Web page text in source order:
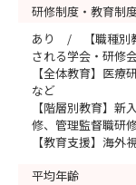
研修制度・教育制
あり / 【職種別教
される学会・研修
【全体教育】医
など
【階層別教育】新
修、管理監督職研
【教育支援】海
平均年齢